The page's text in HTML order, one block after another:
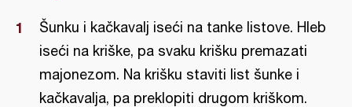
Šunku i kačkavalj iseći na tanke listove. Hleb
iseći na kriške, pa svaku krišku premazati
majonezom. Na krišku staviti list šunke i
kačkavalja, pa preklopiti drugom kriškom.